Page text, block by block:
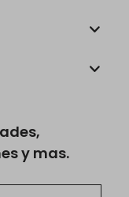
y mas.